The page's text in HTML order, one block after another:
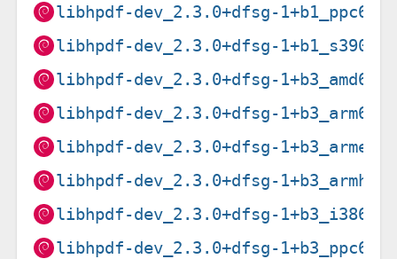
libhpdf-dev_2.3.0+dfsg-
libhpdf-dev_2.3.0+dfsg-
libhpdf-dev_2.3.0+dfsg-
libhpdf-dev_2.3.0+dfsg-
libhpdf-dev_2.3.0+dfsg-
libhpdf-dev_2.3.0+dfsg-
libhpdf-dev_2.3.0+dfsg-
libhpdf-dev_2.3.0+dfsg-